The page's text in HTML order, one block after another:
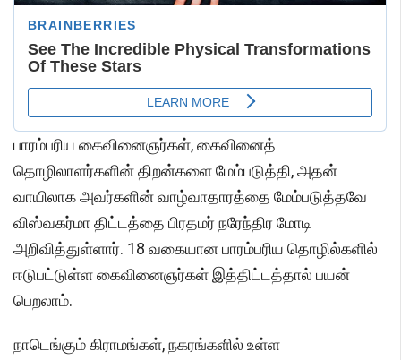
பாரம்பரிய கைவினைஞர்கள், கைவினைத்
தொழிலாளர்களின் திறன்களை மேம்படுத்தி, அதன்
வாயிலாக அவர்களின் வாழ்வாதாரத்தை மேம்படுத்தவே
விஸ்வகர்மா திட்டத்தை பிரதமர் நரேந்திர மோடி
அறிவித்துள்ளார். 18 வகையான பாரம்பரிய தொழில்களில்
ஈடுபட்டுள்ள கைவினைஞர்கள் இத்திட்டத்தால் பயன்
பெறலாம்.
நாடெங்கும் கிராமங்கள், நகரங்களில் உள்ள